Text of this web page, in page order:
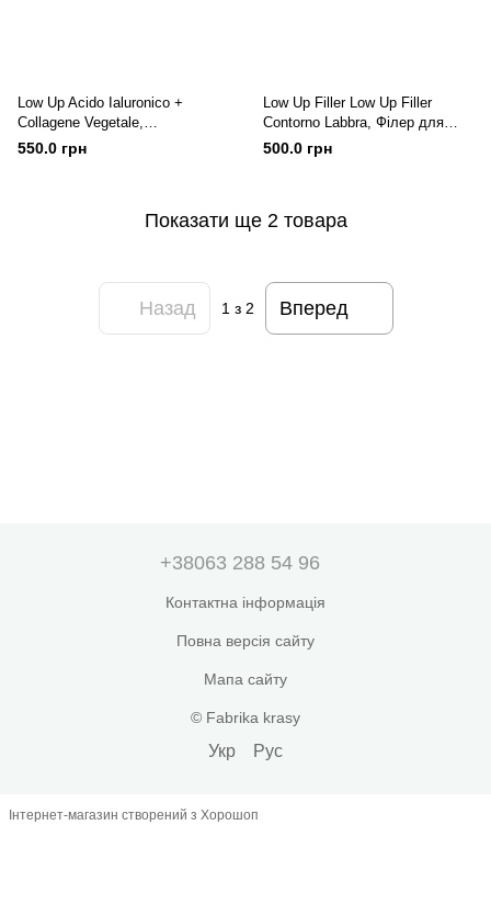
Low Up Acido Ialuronico +
Collagene Vegetale,
Наповнююча сироватка - філер
з колагеном та гіалуроновою
550.0 грн
Low Up Filler Low Up Filler
Contorno Labbra, Філер для
шкіри навколо губ 15 мл
500.0 грн
Показати ще 2 товара
Назад 1з 2 Вперед
+38063 288 54 96
Контактна інформація
Повна версія сайту
Мапа сайту
© Fabrika krasy
Укр Рус
Інтернет-магазин створений з Хорошоп